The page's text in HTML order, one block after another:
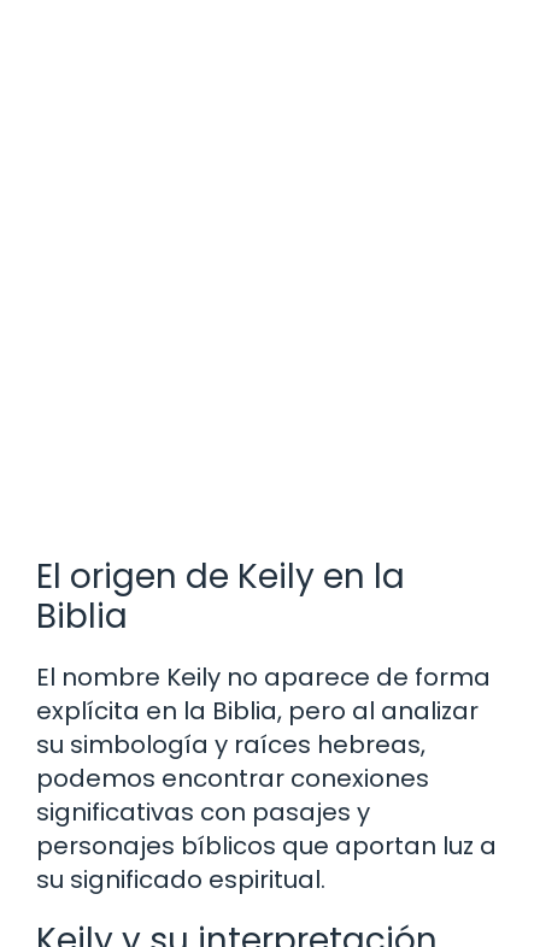
El origen de Keily en la
Biblia
El nombre Keily no aparece de forma
explícita en la Biblia, pero al analizar
su simbología y raíces hebreas,
podemos encontrar conexiones
significativas con pasajes y
personajes bíblicos que aportan luz a
su significado espiritual.